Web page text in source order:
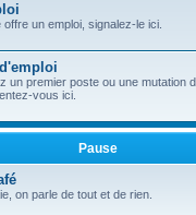
un emploi, signalez-le ici.
un premier poste ou une mutation
vous ici.
Pause
on parle de tout et de rien.